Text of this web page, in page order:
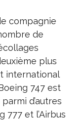
compagnie
de
plus
international
747 est
d’autres
777 et l’Airbus